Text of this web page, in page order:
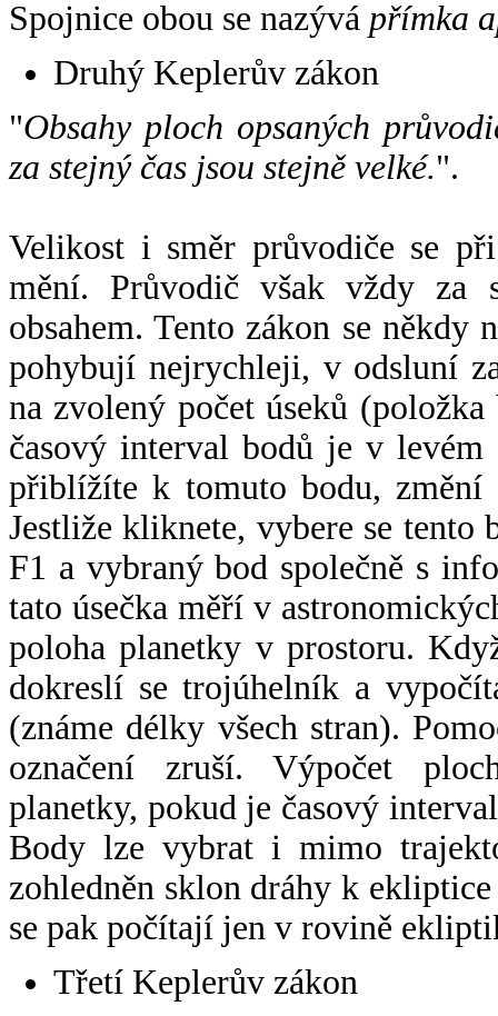
Spojnice obou se nazývá přímka
Druhý Keplerův zákon
"Obsahy ploch opsaných
za stejný čas jsou stejně velké.".
Velikost i směr průvodiče se
mění. Průvodič však vždy za
obsahem. Tento zákon se někdy
pohybují nejrychleji, v odsluní
na zvolený počet úseků
časový interval bodů je v
přiblížíte k tomuto bodu,
Jestliže kliknete, vybere se tento
F1 a vybraný bod společně s
tato úsečka měří v
poloha planetky v prostoru.
dokreslí se trojúhelník a
(známe délky všech stran).
označení zruší. Výpočet
planetky, pokud je časový
Body lze vybrat i mimo
zohledněn sklon dráhy k
se pak počítají jen v rovině
Třetí Keplerův zákon